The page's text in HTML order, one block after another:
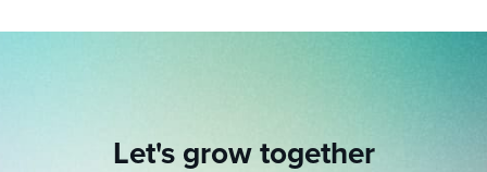
Let's grow together